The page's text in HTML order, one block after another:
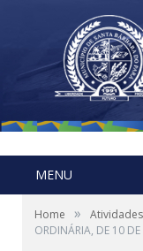
MENU
Home »
ORDINÁRIA, DE 10